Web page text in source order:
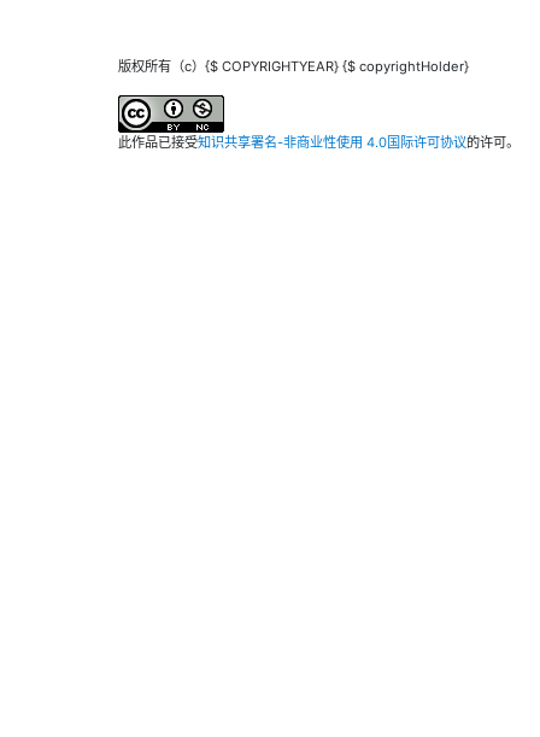
版权所有（c）{$ COPYRIGHTYEAR} {$ copyrightHolder}
此作品已接受知识共享署名-非商业性使用 4.0国际许可协议的许可。